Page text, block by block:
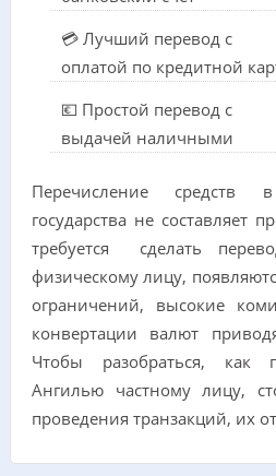
💳 Лучший перевод с
оплатой по кредитной
💶 Простой перевод с
выдачей наличными
Перечисление средств
государства не составляет
требуется сделать
физическому лицу,
ограничений, высокие
конвертации валют
Чтобы разобраться, как
Ангилью частному лицу,
проведения транзакций, их